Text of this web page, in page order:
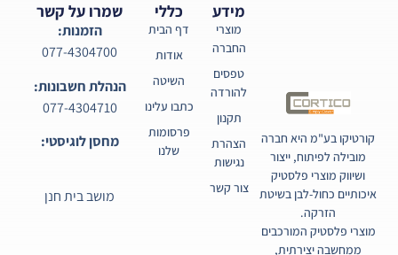
קורטיקו בע"מ היא חברה
מובילה לפיתוח, ייצור
ושיווק מוצרי פלסטיק
איכותיים כחול-לבן בשיטת
הזרקה.
מוצרי פלסטיק המורכבים
ממחשבה יצירתית,
כללי
דף הבית
אודות
השיטה
כתבו עלינו
פרסומות
שלנו
מידע
מוצרי
החברה
טפסים
להורדה
תקנון
הצהרת
נגישות
צור קשר
שמרו על קשר
הזמנות:
077-4304700
הנהלת חשבונות:
077-4304710
מחסן לוגיסטי:
מושב בית חנן